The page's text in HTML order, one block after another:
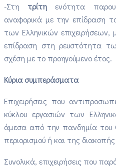
-Στη τρίτη ενότητα
αναφορικά με την επίδραση
των Ελληνικών
επίδραση στη ρευστότητα
σχέση με το προηγούμενο έτος.
Κύρια συμπεράσματα
Επιχειρήσεις που
κύκλου εργασιών των
άμεσα από την πανδημία
περιορισμού ή και της
Συνολικά, επιχειρήσεις που